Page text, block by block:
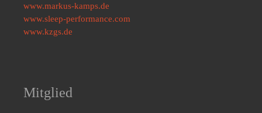
www.markus-kamps.de
www.sleep-performance.com
www.kzgs.de
Mitglied